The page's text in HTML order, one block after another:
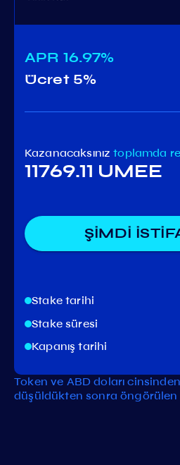
APR 16.97%
Ücret5%
Kazanacaksınız toplamda
11769.11 UMEE
ŞİMDİ
Stake tarihi
Stake süresi
Kapanış tarihi
Token ve ABD doları
düşüldükten sonra